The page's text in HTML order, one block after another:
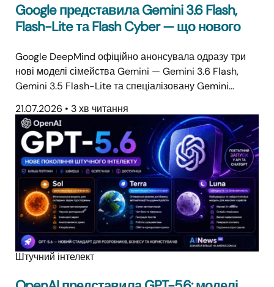
Google представила Gemini 3.6 Flash,
Flash-Lite та Flash Cyber — що нового
Google DeepMind офіційно анонсувала одразу три
нові моделі сімейства Gemini — Gemini 3.6 Flash,
Gemini 3.5 Flash-Lite та спеціалізовану Gemini…
21.07.2026 • 3 хв читання
Штучний інтелект